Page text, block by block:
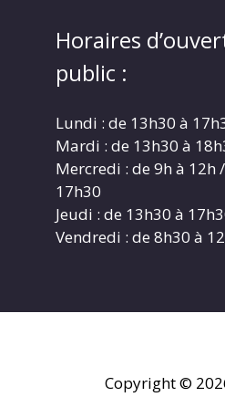
Horaires
public :
Lundi : de 13h30 à
Mardi : de 13h30 à
Mercredi : de 9h à 12h
17h30
Jeudi : de 13h30 à
Vendredi : de 8h30 à
Copyright ©